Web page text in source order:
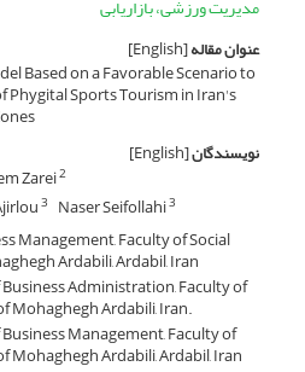
مدیریت ورزشی، بازاریابی
عنوان مقاله[English]
Based on a Favorable Scenario to
Sports Tourism in Iran's
نویسندگان[English]
Zarei2
3 Naser Seifollahi3
Management, Faculty of Social
Ardabili, Ardabil, Iran
Administration, Faculty of
Mohaghegh Ardabili, Iran.
Management, Faculty of
Mohaghegh Ardabili, Ardabil, Iran